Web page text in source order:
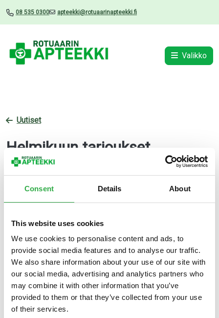
Consent Details About
This website uses cookies
We use cookies to personalise content and ads, to
provide social media features and to analyse our traffic.
We also share information about your use of our site with
our social media, advertising and analytics partners who
may combine it with other information that you’ve
provided to them or that they’ve collected from your use
of their services.
08 535 0300 apteekki@rotuaarinapteekki.fi
Valikko
Uutiset
Helmikuun tarjoukset
01.02.2025
Helmikuun tarjoukset, oleppa hyvä! Löydät samat